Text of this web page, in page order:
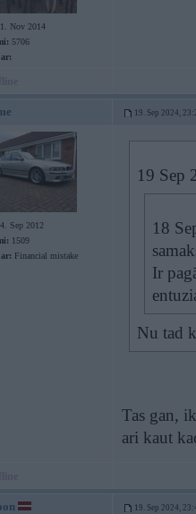
Nov 2014
5706
19. Sep 2024,
Sep 2012
1509
Financial mistake
19 Sep
18
Ir
Nu tad
Tas gan,
ari kaut
19. Sep 2024,